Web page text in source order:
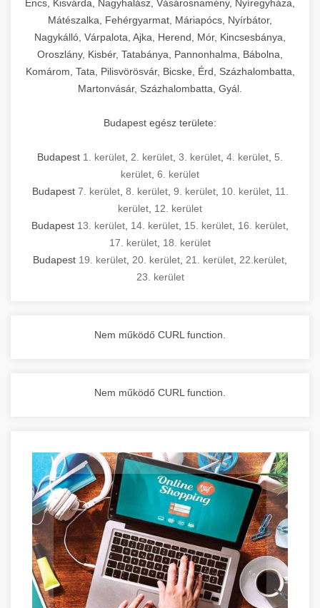
Encs, Kisvárda, Nagyhalász, Vásárosnamény, Nyíregyháza,
Mátészalka, Fehérgyarmat, Máriapócs, Nyírbátor,
Nagykálló, Várpalota, Ajka, Herend, Mór, Kincsesbánya,
Oroszlány, Kisbér, Tatabánya, Pannonhalma, Bábolna,
Komárom, Tata, Pilisvörösvár, Bicske, Érd, Százhalombatta,
Martonvásár, Százhalombatta, Gyál.
Budapest egész területe:
Budapest 1. kerület 2. kerület 3. kerület 4. kerület 5.
kerület 6. kerület
Budapest 7. kerület, 8. kerület, 9. kerület, 10. kerület, 11.
kerület 12. kerület
Budapest 13. kerület 14. kerület 15. kerület 16. kerület
17. kerület 18. kerület
Budapest 19. kerület 20. kerület 21. kerület 22.kerület
23. kerület
Nem működő CURL function.
Nem működő CURL function.